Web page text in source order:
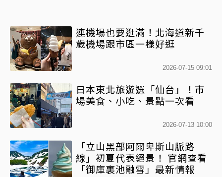
連機場也要逛滿！北海道新千
歲機場跟市區一樣好逛
2026-07-15 09:01
日本東北旅遊選「仙台」！市
場美食、小吃、景點一次看
2026-07-13 10:00
「立山黑部阿爾卑斯山脈路
線」初夏代表絕景！ 官網查看
「御庫裏池融雪」最新情報